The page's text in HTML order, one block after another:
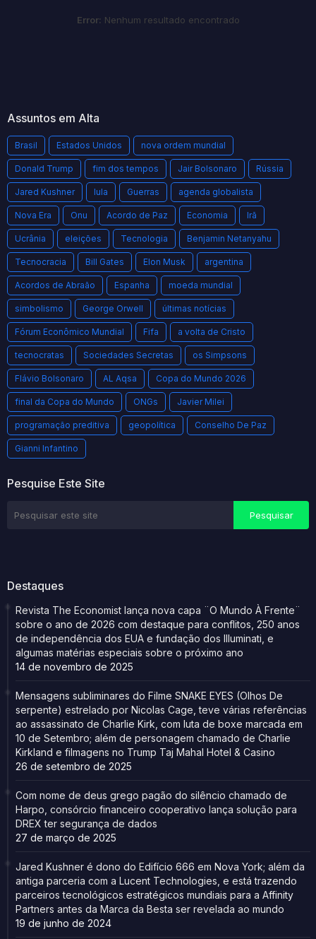
Error: Nenhum resultado encontrado
Assuntos em Alta
Brasil Estados Unidos nova ordem mundial
Donald Trump fim dos tempos Jair Bolsonaro Rússia
Jared Kushner lula Guerras agenda globalista
Nova Era Onu Acordo de Paz Economia Irã
Ucrânia eleições Tecnologia Benjamin Netanyahu
Tecnocracia Bill Gates Elon Musk argentina
Acordos de Abraão Espanha moeda mundial
simbolismo George Orwell últimas notícias
Fórum Econômico Mundial Fifa a volta de Cristo
tecnocratas Sociedades Secretas os Simpsons
Flávio Bolsonaro AL Aqsa Copa do Mundo 2026
final da Copa do Mundo ONGs Javier Milei
programação preditiva geopolítica Conselho De Paz
Gianni Infantino
Pesquise Este Site
Destaques
Revista The Economist lança nova capa ¨O Mundo À Frente¨
sobre o ano de 2026 com destaque para conflitos, 250 anos
de independência dos EUA e fundação dos Illuminati, e
algumas matérias especiais sobre o próximo ano
14 de novembro de 2025
Mensagens subliminares do Filme SNAKE EYES (Olhos De
serpente) estrelado por Nicolas Cage, teve várias referências
ao assassinato de Charlie Kirk, com luta de boxe marcada em
10 de Setembro; além de personagem chamado de Charlie
Kirkland e filmagens no Trump Taj Mahal Hotel & Casino
26 de setembro de 2025
Com nome de deus grego pagão do silêncio chamado de
Harpo, consórcio financeiro cooperativo lança solução para
DREX ter segurança de dados
27 de março de 2025
Jared Kushner é dono do Edifício 666 em Nova York; além da
antiga parceria com a Lucent Technologies, e está trazendo
parceiros tecnológicos estratégicos mundiais para a Affinity
Partners antes da Marca da Besta ser revelada ao mundo
19 de junho de 2024